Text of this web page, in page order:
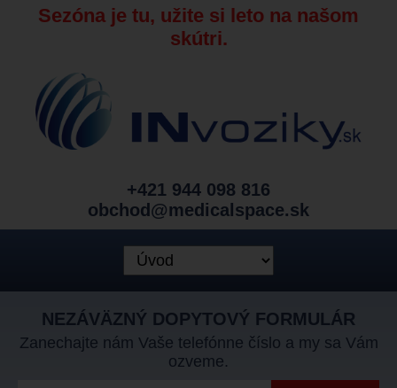
Sezóna je tu, užite si leto na našom
skútri.
+421 944 098 816
obchod@medicalspace.sk
NEZÁVÄZNÝ DOPYTOVÝ FORMULÁR
Zanechajte nám Vaše telefónne číslo a my sa Vám
ozveme.